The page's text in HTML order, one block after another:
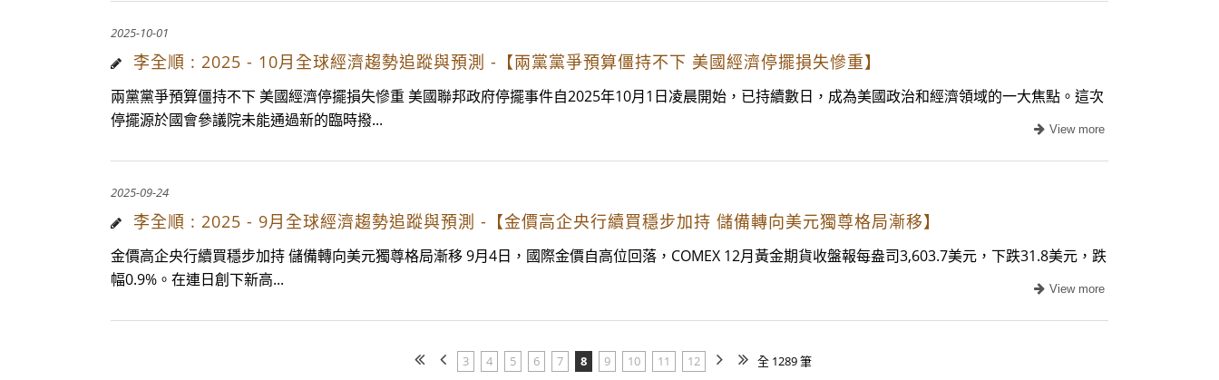
2025-10-01
李全順 : 2025 - 10月全球經濟趨勢追蹤與預測 -【兩黨黨爭預算僵持不下 美國經濟停擺損失慘重】
兩黨黨爭預算僵持不下 美國經濟停擺損失慘重 美國聯邦政府停擺事件自2025年10月1日凌晨開始，已持續數日，成為美國政治和經濟領域的一大焦點。這次
停擺源於國會參議院未能通過新的臨時撥...
2025-09-24
李全順 : 2025 - 9月全球經濟趨勢追蹤與預測 -【金價高企央行續買穩步加持 儲備轉向美元獨尊格局漸移】
金價高企央行續買穩步加持 儲備轉向美元獨尊格局漸移 9月4日，國際金價自高位回落，COMEX 12月黃金期貨收盤報每盎司3,603.7美元，下跌31.8美元，跌
幅0.9%。在連日創下新高...
3 4 5 6 7 8 9 10 11 12 全 1289 筆